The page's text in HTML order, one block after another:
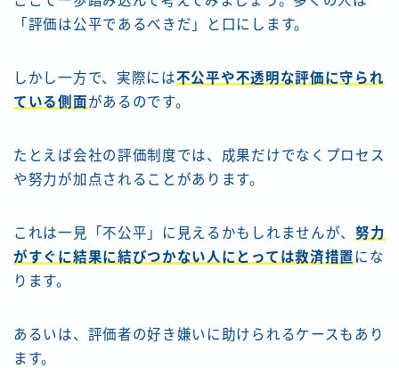
「評価は公平であるべきだ」と口にします。
しかし一方で、実際には不公平や不透明な評価に守られ
ている側面があるのです。
たとえば会社の評価制度では、成果だけでなくプロセス
や努力が加点されることがあります。
これは一見「不公平」に見えるかもしれませんが、努力
がすぐに結果に結びつかない人にとっては救済措置 にな
ります。
あるいは、評価者の好き嫌いに助けられるケースもあり
ます。